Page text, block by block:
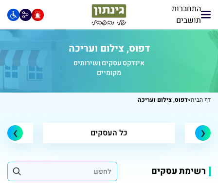
התחברות
תושבים
דפוס, צילום ועריכה
אינדקס עסקים ושירותים
מקומיים
דף הבית>דפוס, צילום ועריכה
כל העסקים ‹
›
רשימת עסקים